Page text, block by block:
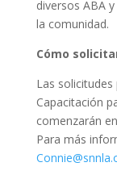
diversos ABA
la comunidad.
Cómo
Las
Capacitación
comenzarán
Para más